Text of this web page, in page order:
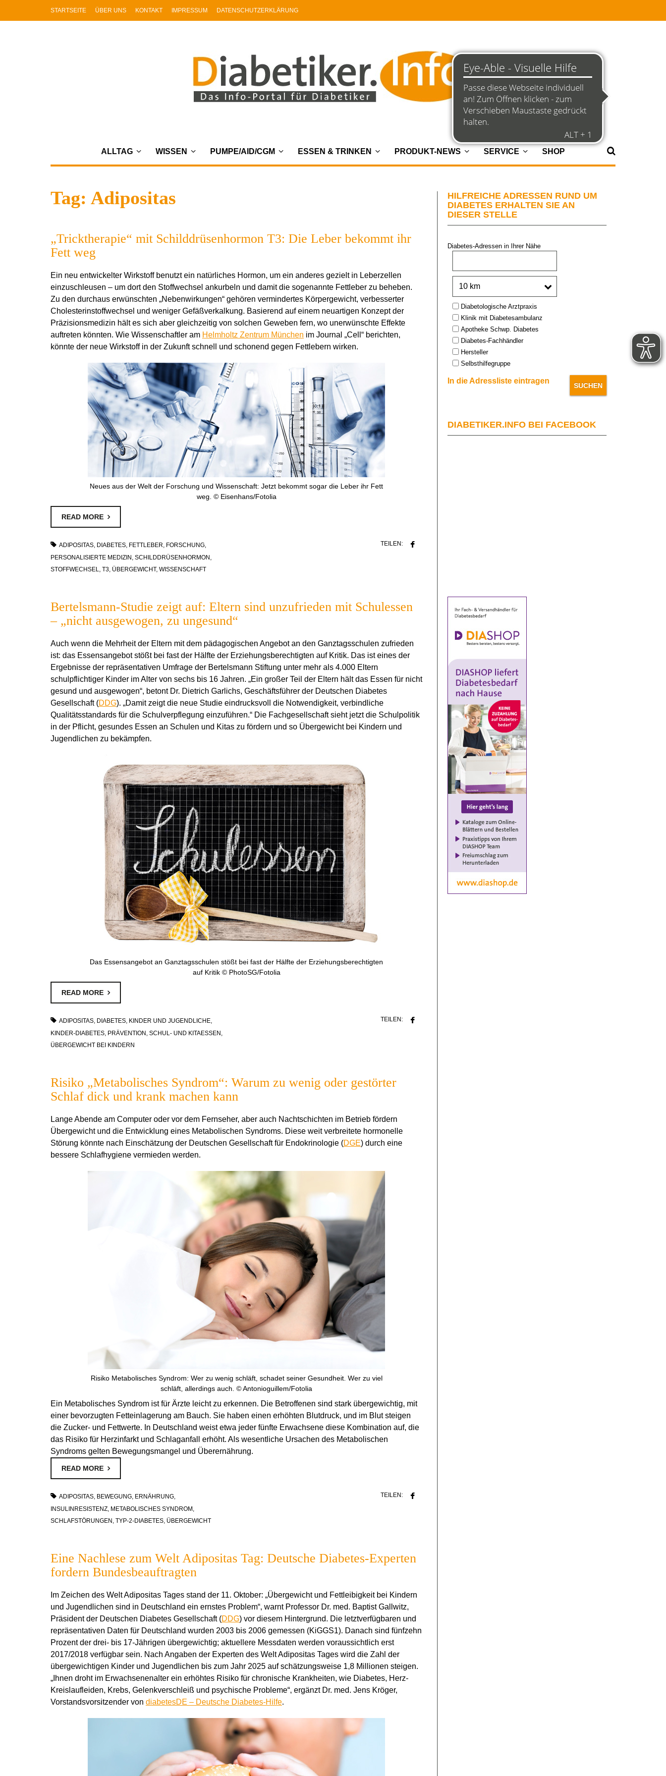
STARTSEITE ÜBER UNS KONTAKT IMPRESSUM DATENSCHUTZERKLÄRUNG
ALLTAG WISSEN PUMPE/AID/CGM ESSEN & TRINKEN PRODUKT-NEWS SERVICE SHOP
Tag: Adipositas
„Tricktherapie“ mit Schilddrüsenhormon T3: Die Leber bekommt ihr
Fett weg
Ein neu entwickelter Wirkstoff benutzt ein natürliches Hormon, um ein anderes gezielt in Leberzellen
einzuschleusen – um dort den Stoffwechsel ankurbeln und damit die sogenannte Fettleber zu beheben.
Zu den durchaus erwünschten „Nebenwirkungen“ gehören vermindertes Körpergewicht, verbesserter
Cholesterinstoffwechsel und weniger Gefäßverkalkung. Basierend auf einem neuartigen Konzept der
Präzisionsmedizin hält es sich aber gleichzeitig von solchen Geweben fern, wo unerwünschte Effekte
auftreten könnten. Wie Wissenschaftler am Helmholtz Zentrum München im Journal „Cell“ berichten,
könnte der neue Wirkstoff in der Zukunft schnell und schonend gegen Fettlebern wirken.
Neues aus der Welt der Forschung und Wissenschaft: Jetzt bekommt sogar die Leber ihr Fett
weg. © Eisenhans/Fotolia
READ MORE
ADIPOSITAS, DIABETES, FETTLEBER, FORSCHUNG,
PERSONALISIERTE MEDIZIN , SCHILDDRÜSENHORMON ,
STOFFWECHSEL, T3, ÜBERGEWICHT, WISSENSCHAFT
TEILEN:
Bertelsmann-Studie zeigt auf: Eltern sind unzufrieden mit Schulessen
– „nicht ausgewogen, zu ungesund“
Auch wenn die Mehrheit der Eltern mit dem pädagogischen Angebot an den Ganztagsschulen zufrieden
ist: das Essensangebot stößt bei fast der Hälfte der Erziehungsberechtigten auf Kritik. Das ist eines der
Ergebnisse der repräsentativen Umfrage der Bertelsmann Stiftung unter mehr als 4.000 Eltern
schulpflichtiger Kinder im Alter von sechs bis 16 Jahren. „Ein großer Teil der Eltern hält das Essen für nicht
gesund und ausgewogen“, betont Dr. Dietrich Garlichs, Geschäftsführer der Deutschen Diabetes
Gesellschaft (DDG). „Damit zeigt die neue Studie eindrucksvoll die Notwendigkeit, verbindliche
Qualitätsstandards für die Schulverpflegung einzuführen.“ Die Fachgesellschaft sieht jetzt die Schulpolitik
in der Pflicht, gesundes Essen an Schulen und Kitas zu fördern und so Übergewicht bei Kindern und
Jugendlichen zu bekämpfen.
Das Essensangebot an Ganztagsschulen stößt bei fast der Hälfte der Erziehungsberechtigten
auf Kritik © PhotoSG/Fotolia
READ MORE
ADIPOSITAS, DIABETES, KINDER UND JUGENDLICHE,
KINDER-DIABETES, PRÄVENTION , SCHUL- UND KITAESSEN ,
ÜBERGEWICHT BEI KINDERN
TEILEN:
Risiko „Metabolisches Syndrom“: Warum zu wenig oder gestörter
Schlaf dick und krank machen kann
Lange Abende am Computer oder vor dem Fernseher, aber auch Nachtschichten im Betrieb fördern
Übergewicht und die Entwicklung eines Metabolischen Syndroms. Diese weit verbreitete hormonelle
Störung könnte nach Einschätzung der Deutschen Gesellschaft für Endokrinologie (DGE) durch eine
bessere Schlafhygiene vermieden werden.
Risiko Metabolisches Syndrom: Wer zu wenig schläft, schadet seiner Gesundheit. Wer zu viel
schläft, allerdings auch. © Antonioguillem/Fotolia
Ein Metabolisches Syndrom ist für Ärzte leicht zu erkennen. Die Betroffenen sind stark übergewichtig, mit
einer bevorzugten Fetteinlagerung am Bauch. Sie haben einen erhöhten Blutdruck, und im Blut steigen
die Zucker- und Fettwerte. In Deutschland weist etwa jeder fünfte Erwachsene diese Kombination auf, die
das Risiko für Herzinfarkt und Schlaganfall erhöht. Als wesentliche Ursachen des Metabolischen
Syndroms gelten Bewegungsmangel und Überernährung.
READ MORE
ADIPOSITAS, BEWEGUNG, ERNÄHRUNG,
INSULINRESISTENZ, METABOLISCHES SYNDROM ,
SCHLAFSTÖRUNGEN , TYP-2-DIABETES, ÜBERGEWICHT
TEILEN:
Eine Nachlese zum Welt Adipositas Tag: Deutsche Diabetes-Experten
fordern Bundesbeauftragten
Im Zeichen des Welt Adipositas Tages stand der 11. Oktober: „Übergewicht und Fettleibigkeit bei Kindern
und Jugendlichen sind in Deutschland ein ernstes Problem“, warnt Professor Dr. med. Baptist Gallwitz,
Präsident der Deutschen Diabetes Gesellschaft (DDG) vor diesem Hintergrund. Die letztverfügbaren und
repräsentativen Daten für Deutschland wurden 2003 bis 2006 gemessen (KiGGS1). Danach sind fünfzehn
Prozent der drei- bis 17-Jährigen übergewichtig; aktuellere Messdaten werden voraussichtlich erst
2017/2018 verfügbar sein. Nach Angaben der Experten des Welt Adipositas Tages wird die Zahl der
übergewichtigen Kinder und Jugendlichen bis zum Jahr 2025 auf schätzungsweise 1,8 Millionen steigen.
„Ihnen droht im Erwachsenenalter ein erhöhtes Risiko für chronische Krankheiten, wie Diabetes, Herz-
Kreislaufleiden, Krebs, Gelenkverschleiß und psychische Probleme“, ergänzt Dr. med. Jens Kröger,
Vorstandsvorsitzender von diabetesDE – Deutsche Diabetes-Hilfe.
HILFREICHE ADRESSEN RUND UM
DIABETES ERHALTEN SIE AN
DIESER STELLE
Diabetes-Adressen in Ihrer Nähe
Type:Diabetologische Arztpraxis
Klinik mit Diabetesambulanz
Apotheke Schwp. Diabetes
Diabetes-Fachhändler
Hersteller
Selbsthilfegruppe
In die Adressliste eintragen
DIABETIKER.INFO BEI FACEBOOK